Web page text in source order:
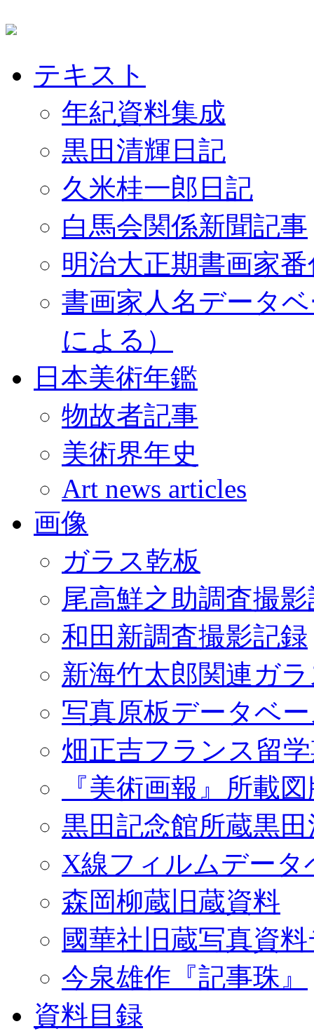
テキスト
年紀資料集成
黒田清輝日記
久米桂一郎日記
白馬会関係新聞記事
明治大正期書画家
書画家人名データ
による）
日本美術年鑑
物故者記事
美術界年史
Art news articles
画像
ガラス乾板
尾高鮮之助調査撮
和田新調査撮影記録
新海竹太郎関連ガ
写真原板データベ
畑正吉フランス留
『美術画報』所載
黒田記念館所蔵黒
X線フィルムデータ
森岡柳蔵旧蔵資料
國華社旧蔵写真資
今泉雄作『記事珠』
資料目録